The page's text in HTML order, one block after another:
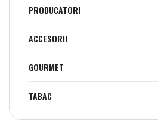
PRODUCATORI
ACCESORII
GOURMET
TABAC